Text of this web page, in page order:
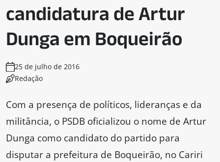
candidatura de Artur
Dunga em Boqueirão
25 de julho de 2016
Redação
Com a presença de políticos, lideranças e da
militância, o PSDB oficializou o nome de Artur
Dunga como candidato do partido para
disputar a prefeitura de Boqueirão, no Cariri